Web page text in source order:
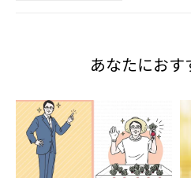
あなたにお